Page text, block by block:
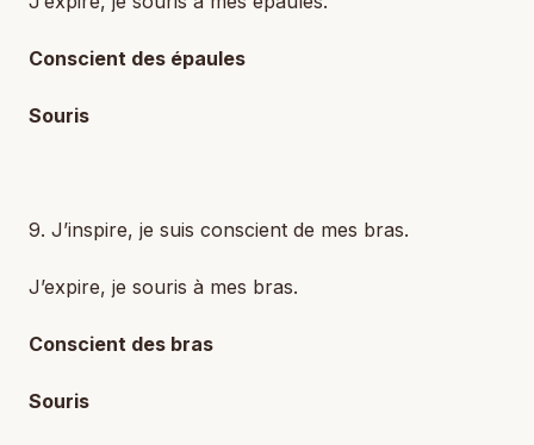
Conscient des épaules
Souris
9. J’inspire, je suis conscient de mes bras.
J’expire, je souris à mes bras.
Conscient des bras
Souris